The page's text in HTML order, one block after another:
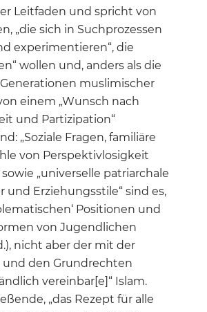
Leitfaden und spricht von
„die sich in Suchprozessen
experimentieren“, die
wollen und, anders als die
muslimischer
einem „Wunsch nach
und Partizipation“
„Soziale Fragen, familiäre
von Perspektivlosigkeit
„universelle patriarchale
und Erziehungsstile“ sind es,
Positionen und
von Jugendlichen
nicht aber der mit der
den Grundrechten
vereinbar[e]“ Islam.
„das Rezept für alle